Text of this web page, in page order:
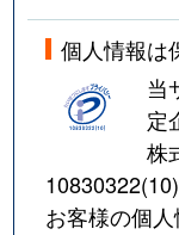
個人情報は
当
定
株
10830322(10)
お客様の個